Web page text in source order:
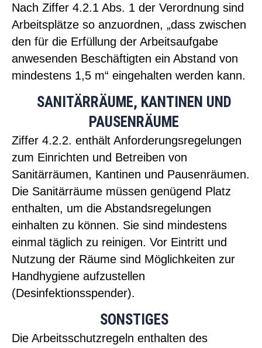
Nach Ziffer 4.2.1 Abs. 1 der Verordnung sind
Arbeitsplätze so anzuordnen, „dass zwischen
den für die Erfüllung der Arbeitsaufgabe
anwesenden Beschäftigten ein Abstand von
mindestens 1,5 m“ eingehalten werden kann.
SANITÄRRÄUME, KANTINEN UND
PAUSENRÄUME
Ziffer 4.2.2. enthält Anforderungsregelungen
zum Einrichten und Betreiben von
Sanitärräumen, Kantinen und Pausenräumen.
Die Sanitärräume müssen genügend Platz
enthalten, um die Abstandsregelungen
einhalten zu können. Sie sind mindestens
einmal täglich zu reinigen. Vor Eintritt und
Nutzung der Räume sind Möglichkeiten zur
Handhygiene aufzustellen
(Desinfektionsspender).
SONSTIGES
Die Arbeitsschutzregeln enthalten des